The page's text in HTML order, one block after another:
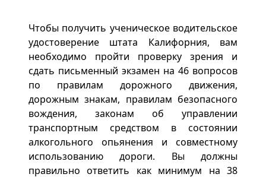
Чтобы получить ученическое водительское
удостоверение штата Калифорния, вам
необходимо пройти проверку зрения и
сдать письменный экзамен на 46 вопросов
по правилам дорожного движения,
дорожным знакам, правилам безопасного
вождения, законам об управлении
транспортным средством в состоянии
алкогольного опьянения и совместному
использованию дороги. Вы должны
правильно ответить как минимум на 38